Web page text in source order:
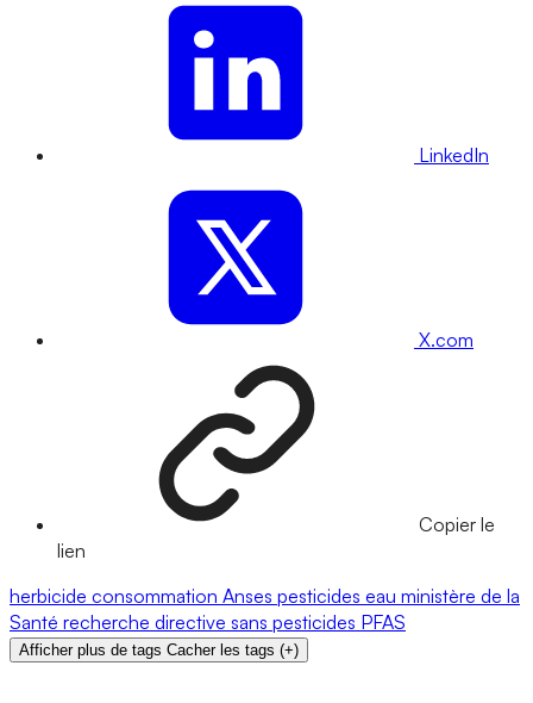
LinkedIn
X.com
Copier le
lien
herbicide consommation Anses pesticides eau ministère de la
Santé recherche directive sans pesticides PFAS
Afficher plus de tags Cacher les tags (+)